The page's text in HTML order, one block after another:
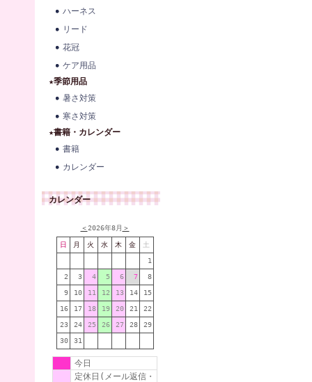
ハーネス
リード
花冠
ケア用品
★季節用品
暑さ対策
寒さ対策
★書籍・カレンダー
書籍
カレンダー
カレンダー
＜2026年8月 ＞
日 月 火 水 木 金 土
1
2 3 4 5 6 7 8
9 10 11 12 13 14 15
16 17 18 19 20 21 22
23 24 25 26 27 28 29
30 31
今日
定休日(メール返信・